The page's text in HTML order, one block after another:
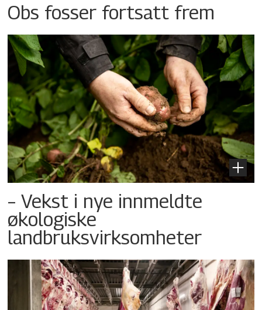
Obs fosser fortsatt frem
– Vekst i nye innmeldte
økologiske
landbruksvirksomheter